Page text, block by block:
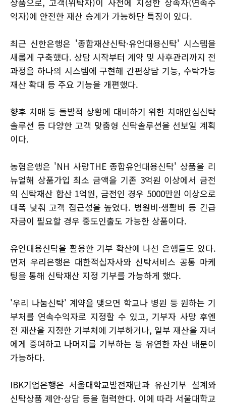
익자)에 안전한 재산 승계가 가능하단 특징이 있다.
최근 신한은행은 '종합재산신탁·유언대용신탁' 시스템을
새롭게 구축했다. 상담 시작부터 계약 및 사후관리까지 전
과정을 하나의 시스템에 구현해 간편상담 기능, 수탁가능
재산 확대 등 주요 기능을 개편했다.
향후 치매 등 돌발적 상황에 대비하기 위한 치매안심신탁
솔루션 등 다양한 고객 맞춤형 신탁솔루션을 선보일 계획
이다.
농협은행은 'NH 사랑THE 종합유언대용신탁' 상품을 리
뉴얼해 상품가입 최소 금액을 기존 3억원 이상에서 금전
외 신탁재산 합산 1억원, 금전인 경우 5000만원 이상으로
대폭 낮춰 고객 접근성을 높였다. 병원비·생활비 등 긴급
자금이 필요할 경우 중도인출도 가능한 상품이다.
유언대용신탁을 활용한 기부 확산에 나선 은행들도 있다.
먼저 우리은행은 대한적십자사와 신탁서비스 공통 마케
팅을 통해 신탁재산 지정 기부를 가능하게 했다.
'우리 나눔신탁' 계약을 맺으면 학교나 병원 등 원하는 기
부처를 연속수익자로 지정할 수 있고, 기부자 사망 후엔
전 재산을 지정한 기부처에 기부하거나, 일부 재산을 자녀
에게 증여하고 나머지를 기부하는 등 유연한 자산 배분이
가능하다.
IBK기업은행은 서울대학교발전재단과 유산기부 설계와
신탁상품 제안·상담 등을 협력한다. 이에 따라 서울대학교